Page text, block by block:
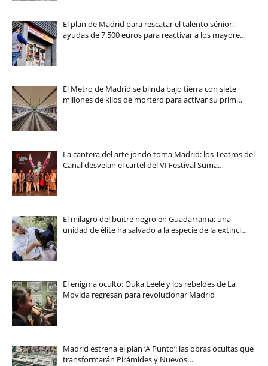
El plan de Madrid para rescatar el talento sénior:
ayudas de 7.500 euros para reactivar a los mayore…
El Metro de Madrid se blinda bajo tierra con siete
millones de kilos de mortero para activar su prim…
La cantera del arte jondo toma Madrid: los Teatros del
Canal desvelan el cartel del VI Festival Suma…
El milagro del buitre negro en Guadarrama: una
unidad de élite ha salvado a la especie de la extinci…
El enigma oculto: Ouka Leele y los rebeldes de La
Movida regresan para revolucionar Madrid
Madrid estrena el plan ‘A Punto’: las obras ocultas que
transformarán Pirámides y Nuevos…